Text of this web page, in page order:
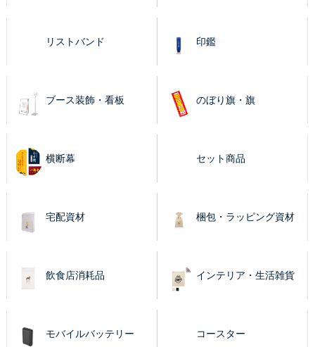
リストバンド 印鑑
ブース装飾・看板 のぼり旗・旗
横断幕 セット商品
宅配資材 梱包・ラッピング資材
飲食店消耗品 インテリア・生活雑貨
モバイルバッテリー コースター